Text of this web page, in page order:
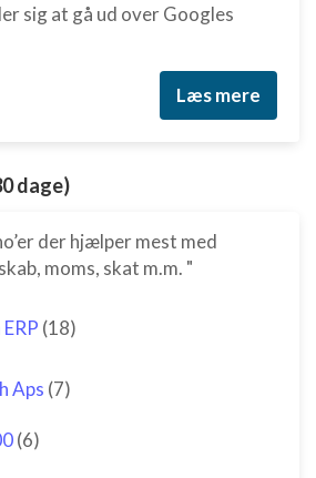
sig at gå ud over Googles
Læs mere
dage)
der hjælper mest med
moms, skat m.m. "
(18)
Aps (7)
(6)